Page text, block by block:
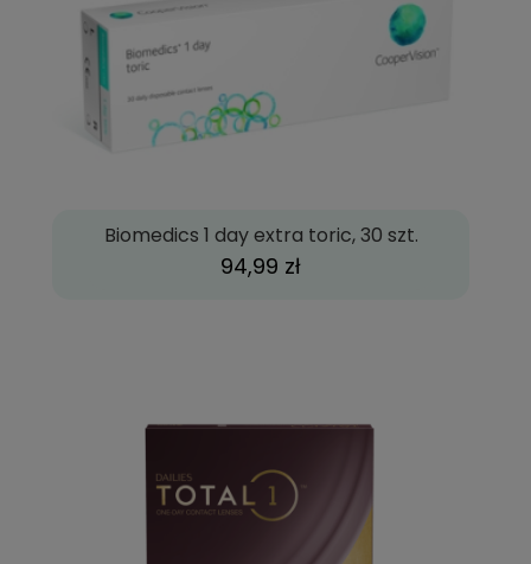
Biomedics 1 day extra toric, 30 szt.
94,99 zł